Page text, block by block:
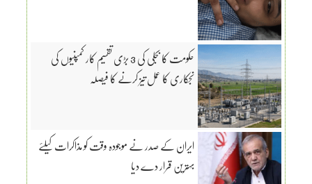
حکومت کا بجلی کی 3 بڑی تقسیم کار کمپنیوں کی
نجکاری کا عمل تیز کرنے کا فیصلہ
ایران کے صدر نے موجودہ وقت کو مذاکرات کیلئے
بہترین قرار دے دیا